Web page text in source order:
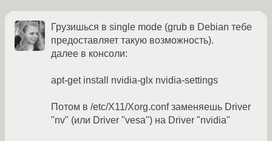
Грузишься в single mode (grub в Debian тебе
предоставляет такую возможность).
далее в консоли:
apt-get install nvidia-glx nvidia-settings
Потом в /etc/X11/Xorg.conf заменяешь Driver
"nv" (или Driver "vesa") на Driver "nvidia"